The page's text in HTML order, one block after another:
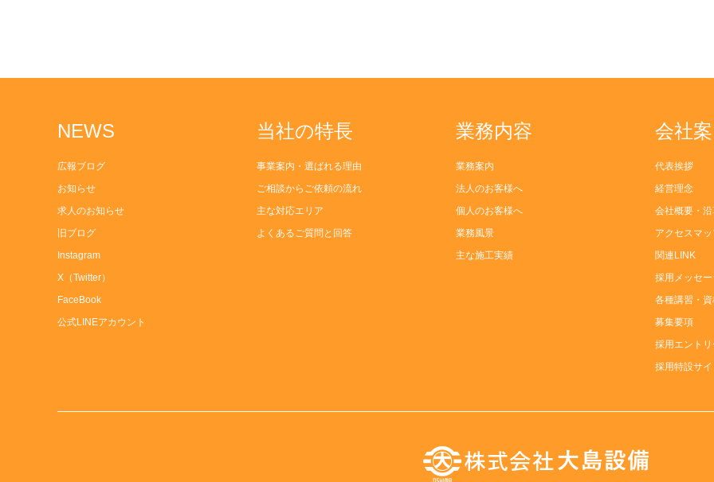
NEWS
広報ブログ
お知らせ
求人のお知らせ
旧ブログ
Instagram
X（Twitter）
FaceBook
公式LINEアカウント
当社の特長
事業案内・選ばれる理由
ご相談からご依頼の流れ
主な対応エリア
よくあるご質問と回答
業務内容
業務案内
法人のお客様へ
個人のお客様へ
業務風景
主な施工実績
会社
代表挨拶
経営理念
会社概要・
アクセスマ
関連LINK
採用メッセ
各種講習・
募集要項
採用エント
採用特設サ